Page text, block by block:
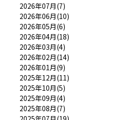
2026年07月(7)
2026年06月(10)
2026年05月(6)
2026年04月(18)
2026年03月(4)
2026年02月(14)
2026年01月(9)
2025年12月(11)
2025年10月(5)
2025年09月(4)
2025年08月(7)